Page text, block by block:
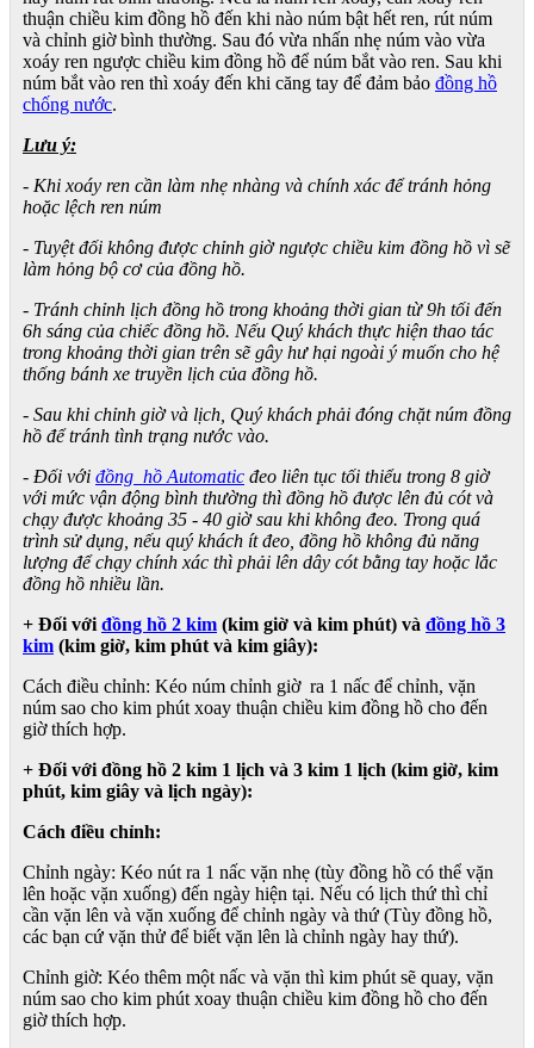
thuận chiều kim đồng hồ đến khi nào núm bật hết ren, rút núm
và chỉnh giờ bình thường. Sau đó vừa nhấn nhẹ núm vào vừa
xoáy ren ngược chiều kim đồng hồ để núm bắt vào ren. Sau khi
núm bắt vào ren thì xoáy đến khi căng tay để đảm bảo đồng hồ
chống nước.
Lưu ý:
- Khi xoáy ren cần làm nhẹ nhàng và chính xác để tránh hỏng
hoặc lệch ren núm
- Tuyệt đối không được chỉnh giờ ngược chiều kim đồng hồ vì sẽ
làm hỏng bộ cơ của đồng hồ.
- Tránh chỉnh lịch đồng hồ trong khoảng thời gian từ 9h tối đến
6h sáng của chiếc đồng hồ. Nếu Quý khách thực hiện thao tác
trong khoảng thời gian trên sẽ gây hư hại ngoài ý muốn cho hệ
thống bánh xe truyền lịch của đồng hồ.
- Sau khi chỉnh giờ và lịch, Quý khách phải đóng chặt núm đồng
hồ để tránh tình trạng nước vào.
- Đối với đồng hồ Automatic đeo liên tục tối thiểu trong 8 giờ
với mức vận động bình thường thì đồng hồ được lên đủ cót và
chạy được khoảng 35 - 40 giờ sau khi không đeo. Trong quá
trình sử dụng, nếu quý khách ít đeo, đồng hồ không đủ năng
lượng để chạy chính xác thì phải lên dây cót bằng tay hoặc lắc
đồng hồ nhiều lần.
+ Đối với đồng hồ 2 kim (kim giờ và kim phút) và đồng hồ 3
kim (kim giờ, kim phút và kim giây):
Cách điều chỉnh: Kéo núm chỉnh giờ ra 1 nấc để chỉnh, vặn
núm sao cho kim phút xoay thuận chiều kim đồng hồ cho đến
giờ thích hợp.
+ Đối với đồng hồ 2 kim 1 lịch và 3 kim 1 lịch (kim giờ, kim
phút, kim giây và lịch ngày):
Cách điều chỉnh:
Chỉnh ngày: Kéo nút ra 1 nấc vặn nhẹ (tùy đồng hồ có thể vặn
lên hoặc vặn xuống) đến ngày hiện tại. Nếu có lịch thứ thì chỉ
cần vặn lên và vặn xuống để chỉnh ngày và thứ (Tùy đồng hồ,
các bạn cứ vặn thử để biết vặn lên là chỉnh ngày hay thứ).
Chỉnh giờ: Kéo thêm một nấc và vặn thì kim phút sẽ quay, vặn
núm sao cho kim phút xoay thuận chiều kim đồng hồ cho đến
giờ thích hợp.